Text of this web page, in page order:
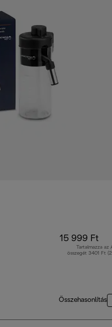
15 999 Ft
Tartalmazza az
összegét 3401 Ft
Összehasonlítás